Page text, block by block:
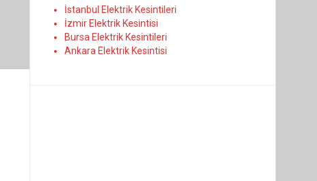
İstanbul Elektrik Kesintileri
İzmir Elektrik Kesintisi
Bursa Elektrik Kesintileri
Ankara Elektrik Kesintisi